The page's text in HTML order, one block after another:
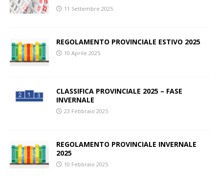
11 Settembre 2025
REGOLAMENTO PROVINCIALE ESTIVO 2025
10 Aprile 2025
CLASSIFICA PROVINCIALE 2025 – FASE
INVERNALE
23 Febbraio 2025
REGOLAMENTO PROVINCIALE INVERNALE
2025
10 Febbraio 2025